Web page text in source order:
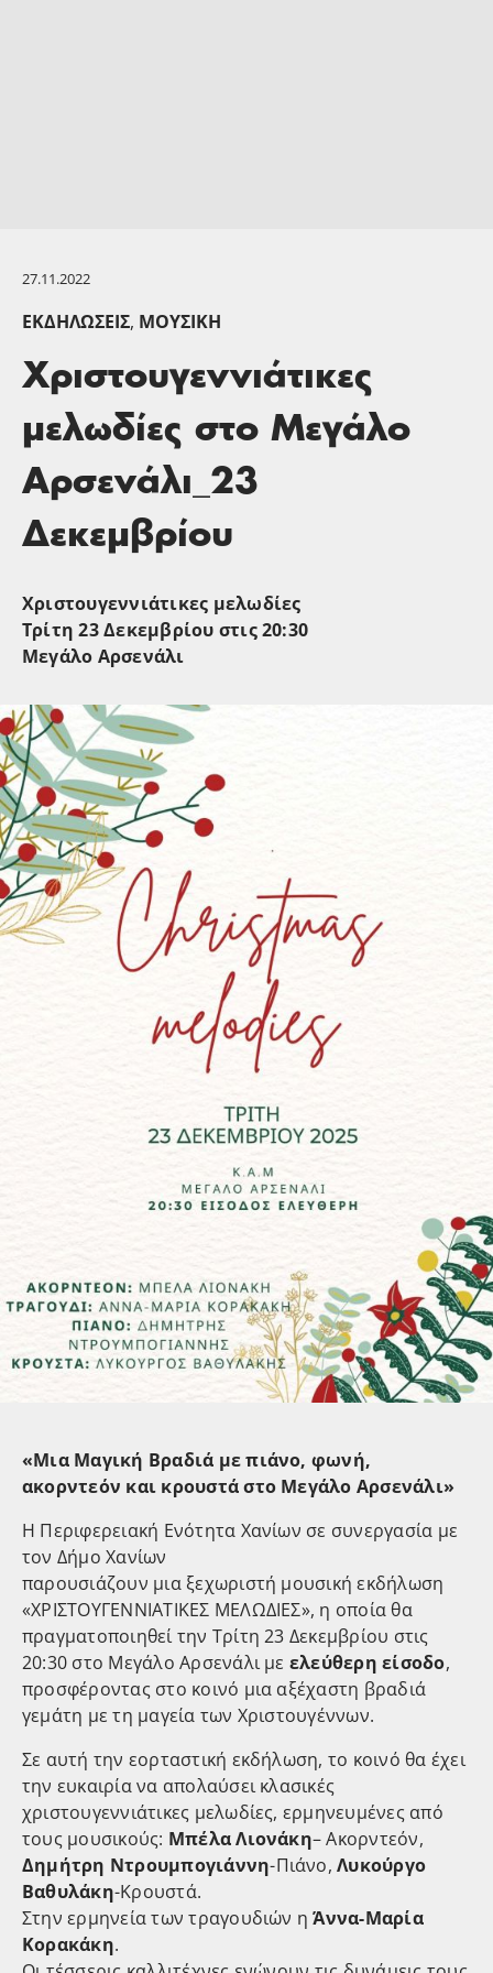
27.11.2022
ΕΚΔΗΛΏΣΕΙΣ, ΜΟΥΣΙΚΉ
Χριστουγεννιάτικες
μελωδίες στο Μεγάλο
Αρσενάλι_23
Δεκεμβρίου
Χριστουγεννιάτικες μελωδίες
Τρίτη 23 Δεκεμβρίου στις 20:30
Μεγάλο Αρσενάλι
«Μια Μαγική Βραδιά με πιάνο, φωνή,
ακορντεόν και κρουστά στο Μεγάλο Αρσενάλι»
Η Περιφερειακή Ενότητα Χανίων σε συνεργασία με
τον Δήμο Χανίων
παρουσιάζουν μια ξεχωριστή μουσική εκδήλωση
«ΧΡΙΣΤΟΥΓΕΝΝΙΑΤΙΚΕΣ ΜΕΛΩΔΙΕΣ», η οποία θα
πραγματοποιηθεί την Τρίτη 23 Δεκεμβρίου στις
20:30 στο Μεγάλο Αρσενάλι με ελεύθερη είσοδο,
προσφέροντας στο κοινό μια αξέχαστη βραδιά
γεμάτη με τη μαγεία των Χριστουγέννων.
Σε αυτή την εορταστική εκδήλωση, το κοινό θα έχει
την ευκαιρία να απολαύσει κλασικές
χριστουγεννιάτικες μελωδίες, ερμηνευμένες από
τους μουσικούς: Μπέλα Λιονάκη– Ακορντεόν,
Δημήτρη Ντρουμπογιάννη-Πιάνο,Λυκούργο
Βαθυλάκη-Κρουστά.
Στην ερμηνεία των τραγουδιών ηΆννα-Μαρία
Κορακάκη.